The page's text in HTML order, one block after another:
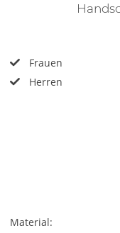
Frauen
Herren
Material: